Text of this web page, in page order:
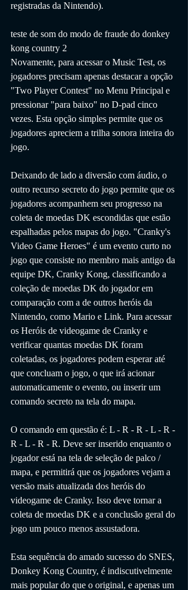
registradas da Nintendo).
teste de som do modo de fraude do donkey
kong country 2
Novamente, para acessar o Music Test, os
jogadores precisam apenas destacar a opção
"Two Player Contest" no Menu Principal e
pressionar "para baixo" no D-pad cinco
vezes. Esta opção simples permite que os
jogadores apreciem a trilha sonora inteira do
jogo.
Deixando de lado a diversão com áudio, o
outro recurso secreto do jogo permite que os
jogadores acompanhem seu progresso na
coleta de moedas DK escondidas que estão
espalhadas pelos mapas do jogo. "Cranky's
Video Game Heroes" é um evento curto no
jogo que consiste no membro mais antigo da
equipe DK, Cranky Kong, classificando a
coleção de moedas DK do jogador em
comparação com a de outros heróis da
Nintendo, como Mario e Link. Para acessar
os Heróis de videogame de Cranky e
verificar quantas moedas DK foram
coletadas, os jogadores podem esperar até
que concluam o jogo, o que irá acionar
automaticamente o evento, ou inserir um
comando secreto na tela do mapa.
O comando em questão é: L - R - R - L - R -
R - L - R - R. Deve ser inserido enquanto o
jogador está na tela de seleção de palco /
mapa, e permitirá que os jogadores vejam a
versão mais atualizada dos heróis do
videogame de Cranky. Isso deve tornar a
coleta de moedas DK e a conclusão geral do
jogo um pouco menos assustadora.
Esta sequência do amado sucesso do SNES,
Donkey Kong Country, é indiscutivelmente
mais popular do que o original, e apenas um